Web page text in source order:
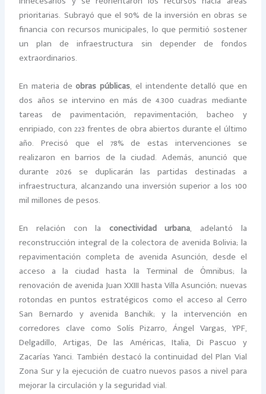
prioritarias. Subrayó que el 90% de la inversión en obras se
financia con recursos municipales, lo que permitió sostener
un plan de infraestructura sin depender de fondos
extraordinarios.
En materia deobras públicas, el intendente detalló que en
dos años se intervino en más de 4.300 cuadras mediante
tareas de pavimentación, repavimentación, bacheo y
enripiado, con 223 frentes de obra abiertos durante el último
año. Precisó que el 78% de estas intervenciones se
realizaron en barrios de la ciudad. Además, anunció que
durante 2026 se duplicarán las partidas destinadas a
infraestructura, alcanzando una inversión superior a los 100
mil millones de pesos.
En relación con la conectividad urbana, adelantó la
reconstrucción integral de la colectora de avenida Bolivia; la
repavimentación completa de avenida Asunción, desde el
acceso a la ciudad hasta la Terminal de Ómnibus; la
renovación de avenida Juan XXIII hasta Villa Asunción; nuevas
rotondas en puntos estratégicos como el acceso al Cerro
San Bernardo y avenida Banchik; y la intervención en
corredores clave como Solís Pizarro, Ángel Vargas, YPF,
Delgadillo, Artigas, De las Américas, Italia, Di Pascuo y
Zacarías Yanci. También destacó la continuidad del Plan Vial
Zona Sur y la ejecución de cuatro nuevos pasos a nivel para
mejorar la circulación y la seguridad vial.